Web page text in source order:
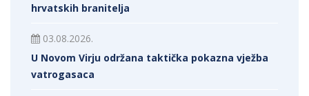
hrvatskih branitelja
03.08.2026.
U Novom Virju održana taktička pokazna vježba
vatrogasaca